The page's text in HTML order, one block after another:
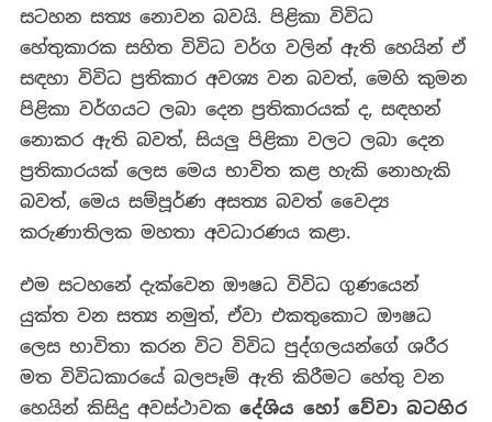
සටහන සත්‍ය නොවන බවයි. පිළිකා විවිධ
හේතුකාරක සහිත විවිධ වර්ග වලින් ඇති හෙයින් ඒ
සඳහා විවිධ ප්‍රතිකාර අවශ්‍ය වන බවත්, මෙහි කුමන
පිළිකා වර්ගයට ලබා දෙන ප්‍රතිකාරයක් ද, සඳහන්
නොකර ඇති බවත්, සියලු පිළිකා වලට ලබා දෙන
ප්‍රතිකාරයක් ලෙස මෙය භාවිත කළ හැකි නොහැකි
බවත්, මෙය සම්පූර්ණ අසත්‍ය බවත් වෛද්‍ය
කරුණාතිලක මහතා අවධාරණය කළා.
එම සටහනේ දැක්වෙන ඖෂධ විවිධ ගුණයෙන්
යුක්ත වන සත්‍ය නමුත්, ඒවා එකතුකොට ඖෂධ
ලෙස භාවිතා කරන විට විවිධ පුද්ගලයන්ගේ ශරීර
මත විවිධකාරයේ බලපෑම් ඇති කිරීමට හේතු වන
හෙයින් කිසිදු අවස්ථාවක දේශිය හෝ වේවා බටහිර